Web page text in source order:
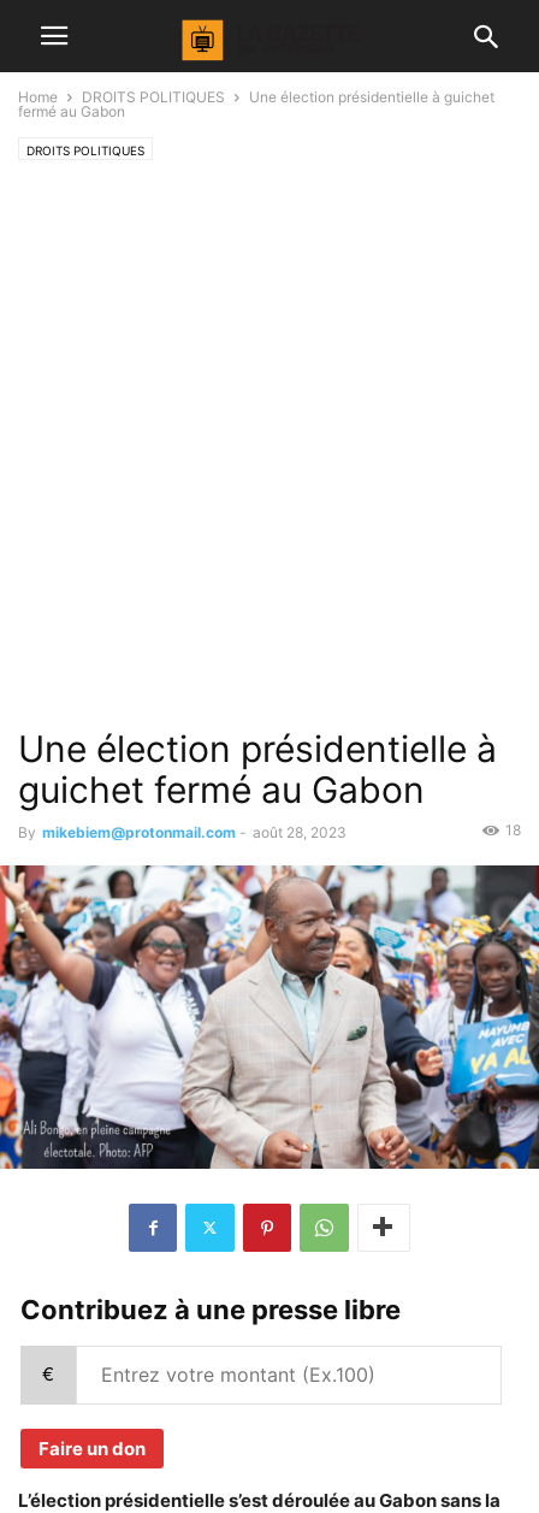
Home DROITS POLITIQUES
Une élection présidentielle à guichet
fermé au Gabon
DROITS POLITIQUES
Une élection présidentielle à
guichet fermé au Gabon
By mikebiem@protonmail.com - août 28, 2023 18
Contribuez à une presse libre
€
Faire un don
L’élection présidentielle s’est déroulée au Gabon sans la